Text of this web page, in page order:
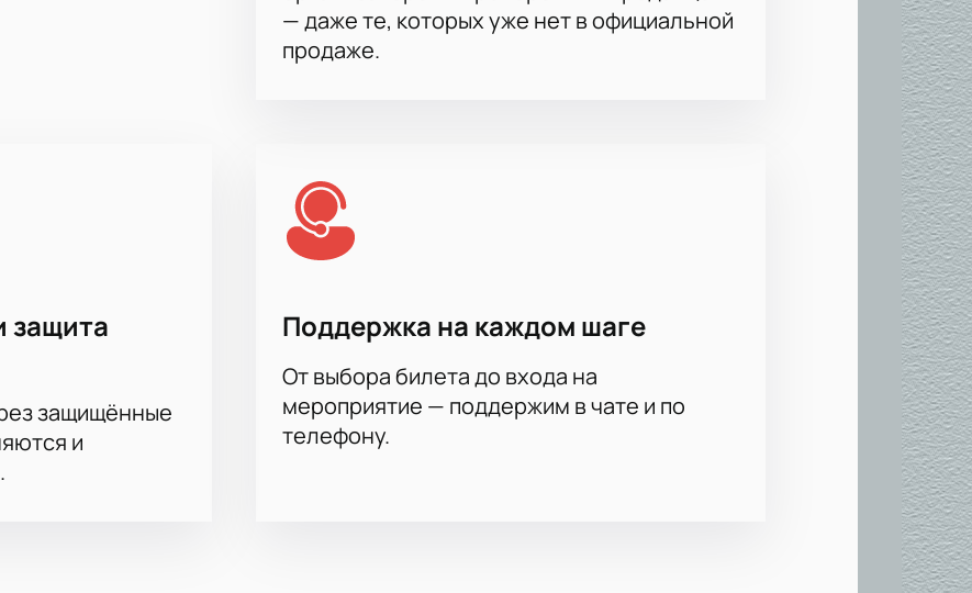
на сайте;
комфорта;
события! Узнайте время начала матча, продолжительность встречи и другие
доступна на нашем сайте вместе с возможностью купить билеты на хоккей заранее.
— даже те, которых уже нет в официальной
продаже.
защита
защищённые
и
Поддержка на каждом шаге
От выбора билета до входа на
мероприятие — поддержим в чате и по
телефону.